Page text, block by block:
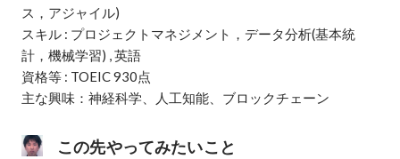
ス，アジャイル)
スキル : プロジェクトマネジメント，データ分析(基本統
計，機械学習) , 英語
資格等 : TOEIC 930点
主な興味：神経科学、人工知能、ブロックチェーン
この先やってみたいこと